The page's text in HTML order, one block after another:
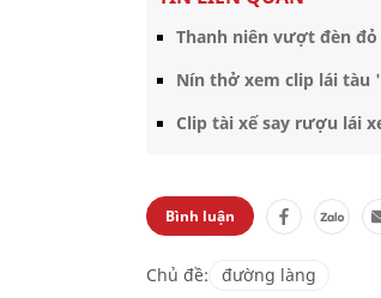
Thanh niên vượt đèn
Nín thở xem clip lái tàu
Clip tài xế say rượu lái
Bình luận
Chủ đề: đường làng